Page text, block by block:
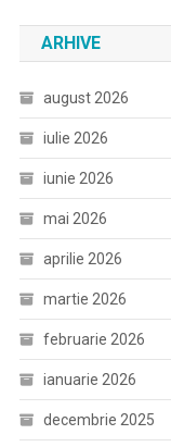
ARHIVE
august 2026
iulie 2026
iunie 2026
mai 2026
aprilie 2026
martie 2026
februarie 2026
ianuarie 2026
decembrie 2025